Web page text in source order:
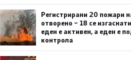
Регистрирани 20 пожари
отворено – 18 се
еден е активен, а еден е
контрола